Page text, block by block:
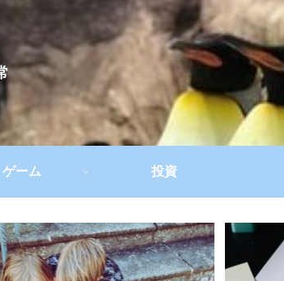
ゲーム 投資